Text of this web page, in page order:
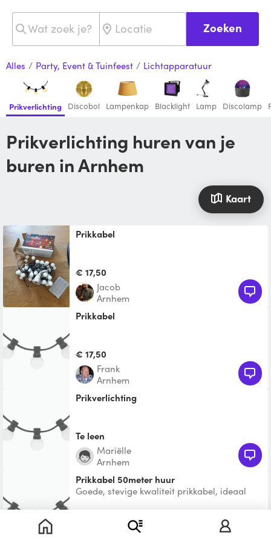
Zoeken
Alles / Party, Event & Tuinfeest / Lichtapparatuur
Prikverlichting Discobol Lampenkap Blacklight Lamp Discolamp
Prikverlichting huren van je
buren in Arnhem
Kaart
prikkabel
€ 17,50
Jacob
Arnhem
prikkabel
€ 17,50
Frank
Arnhem
Prikverlichting
Te leen
Mariëlle
Arnhem
Prikkabel 50meter huur
Goede, stevige kwaliteit prikkabel, ideaal